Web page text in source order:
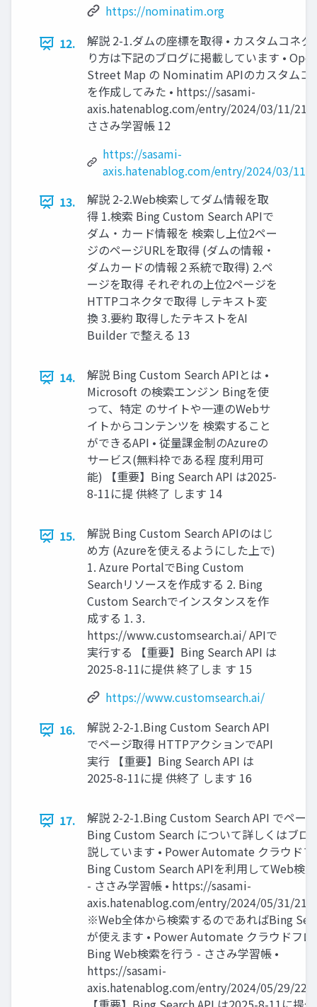
https://nominatim.org
12.
解説 2-1.ダムの座標を取得 • カスタムコネク
り方は下記のブログに掲載しています • Open
Street Map の Nominatim APIのカスタムコ
を作成してみた • https://sasami-
axis.hatenablog.com/entry/2024/03/11/
ささみ学習帳 12
https://sasami-
axis.hatenablog.com/entry/2024/03/11/
13.
解説 2-2.Web検索してダム情報を取
得 1.検索 Bing Custom Search APIで
ダム・カード情報を 検索し上位2ペー
ジのページURLを取得 (ダムの情報・
ダムカードの情報２系統で取得) 2.ペ
ージを取得 それぞれの上位2ページを
HTTPコネクタで取得 しテキスト変
換 3.要約 取得したテキストをAI
Builder で整える 13
14.
解説 Bing Custom Search APIとは •
Microsoft の検索エンジン Bingを使
って、特定 のサイトや一連のWebサ
イトからコンテンツを 検索すること
ができるAPI • 従量課金制のAzureの
サービス(無料枠である程 度利用可
能) 【重要】Bing Search API は2025-
8-11に提 供終了 します 14
15.
解説 Bing Custom Search APIのはじ
め方 (Azureを使えるようにした上で)
1. Azure PortalでBing Custom
Searchリソースを作成する 2. Bing
Custom Searchでインスタンスを作
成する 1. 3.
https://www.customsearch.ai/ APIで
実行する 【重要】Bing Search API は
2025-8-11に提供 終了しま す 15
https://www.customsearch.ai/
16.
解説 2-2-1.Bing Custom Search API
でページ取得 HTTPアクションでAPI
実行 【重要】Bing Search API は
2025-8-11に提 供終了 します 16
17.
解説 2-2-1.Bing Custom Search API でペー
Bing Custom Search について詳しくはブロ
説しています • Power Automate クラウドフ
Bing Custom Search APIを利用してWeb検
- ささみ学習帳 • https://sasami-
axis.hatenablog.com/entry/2024/05/31/
※Web全体から検索するのであればBing
が使えます • Power Automate クラウドフロ
Bing Web検索を行う - ささみ学習帳 •
https://sasami-
axis.hatenablog.com/entry/2024/05/29/